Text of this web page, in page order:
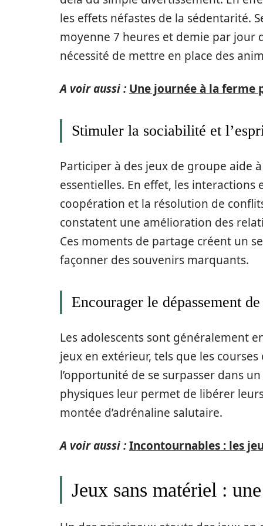
les effets néfastes de la sédentarité.
moyenne 7 heures et demie par jour
nécessité de mettre en place des
A voir aussi : Une journée à la ferme
Stimuler la sociabilité et
Participer à des jeux de groupe aide
essentielles. En effet, les interactions
coopération et la résolution de
constatent une amélioration des
Ces moments de partage créent un
façonner des souvenirs marquants.
Encourager le dépassement
Les adolescents sont généralement
jeux en extérieur, tels que les
l’opportunité de se surpasser dans
physiques leur permet de libérer
montée d’adrénaline salutaire.
A voir aussi :Incontournables : les
Jeux sans matériel :